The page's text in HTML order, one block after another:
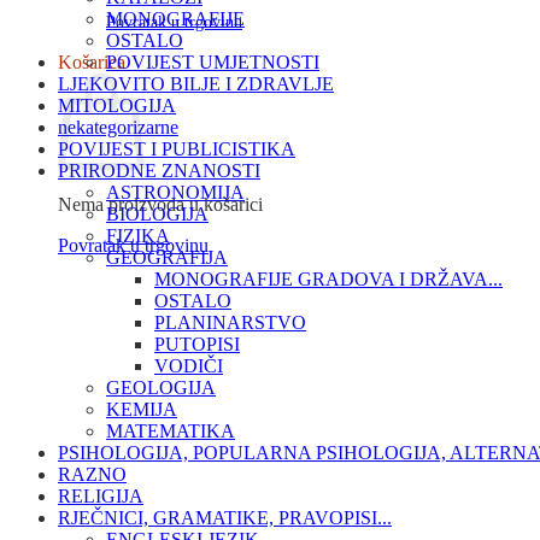
Povratak u trgovinu
Košarica
Nema proizvoda u košarici
Povratak u trgovinu
MONOGRAFIJE
OSTALO
POVIJEST UMJETNOSTI
LJEKOVITO BILJE I ZDRAVLJE
MITOLOGIJA
nekategorizarne
POVIJEST I PUBLICISTIKA
PRIRODNE ZNANOSTI
ASTRONOMIJA
BIOLOGIJA
FIZIKA
GEOGRAFIJA
MONOGRAFIJE GRADOVA I DRŽAVA...
OSTALO
PLANINARSTVO
PUTOPISI
VODIČI
GEOLOGIJA
KEMIJA
MATEMATIKA
PSIHOLOGIJA, POPULARNA PSIHOLOGIJA,
RAZNO
RELIGIJA
RJEČNICI, GRAMATIKE, PRAVOPISI...